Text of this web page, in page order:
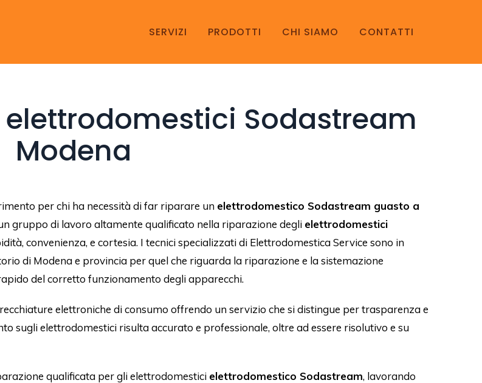
SERVIZI PRODOTTI CHI SIAMO CONTATTI
Sodastream
Modena
per chi ha necessità di far riparare un elettrodomestico Sodastream guasto a
gruppo di lavoro altamente qualificato nella riparazione degli elettrodomestici
convenienza, e cortesia. I tecnici specializzati di Elettrodomestica Service sono in
di Modena e provincia per quel che riguarda la riparazione e la sistemazione
del corretto funzionamento degli apparecchi.
elettroniche di consumo offrendo un servizio che si distingue per trasparenza e
sugli elettrodomestici risulta accurato e professionale, oltre ad essere risolutivo e su
qualificata per gli elettrodomestici elettrodomestico Sodastream, lavorando